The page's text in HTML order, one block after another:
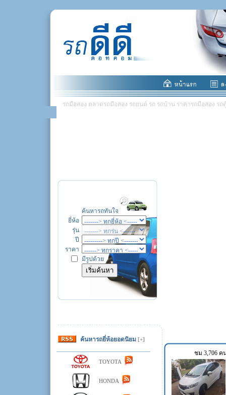
รถมือสอง ตลาดรถมือสอง รถยนต์ รถ รถบ้าน ราคารถมือสอง รถ
ค้นหารถทันใจ
ยี่ห้อ
รุ่น
ปี
ราคา
มีรูปด้วย
ค้นหารถยี่ห้อยอดนิยม [+]
TOYOTA
HONDA
ชม 3,706 ค